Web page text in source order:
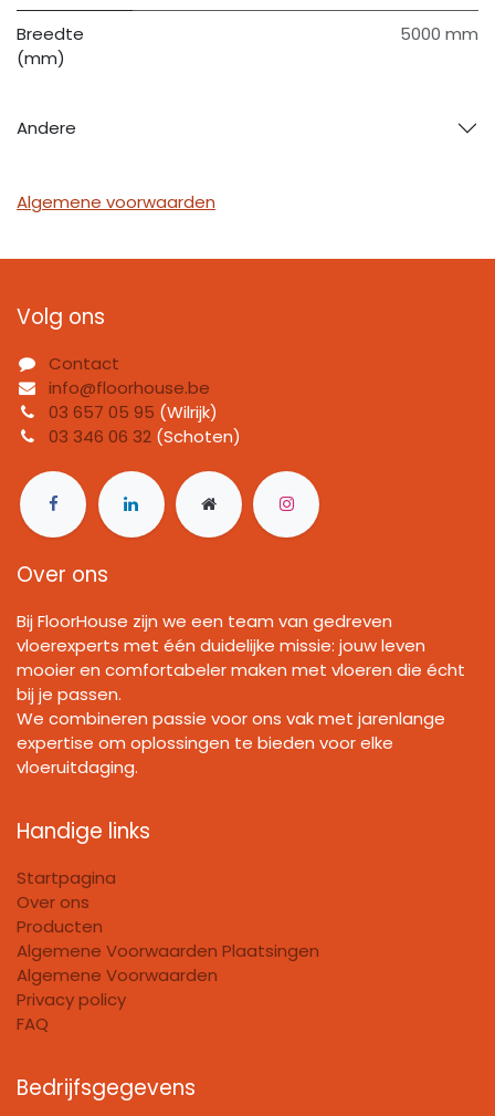
Breedte
(mm)
5000 mm
Andere
Algemene voorwaarden
Volg ons
Contact
info@floorhouse.be
03 657 05 95 (Wilrijk)
03 346 06 32 (Schoten)
Over ons
Bij FloorHouse zijn we een team van gedreven
vloerexperts met één duidelijke missie: jouw leven
mooier en comfortabeler maken met vloeren die écht
bij je passen.
We combineren passie voor ons vak met jarenlange
expertise om oplossingen te bieden voor elke
vloeruitdaging.
Handige links
Startpagina
Over ons
Producten
Algemene Voorwaarden Plaatsingen
Algemene Voorwaarden
Privacy policy
FAQ
Bedrijfsgegevens